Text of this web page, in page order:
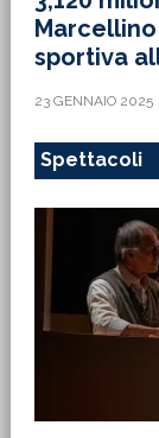
sportiva
23 GENNAIO 2025
Spettacoli